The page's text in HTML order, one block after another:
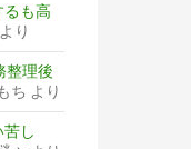
も高
より
整理後
ち より
し